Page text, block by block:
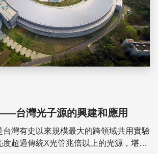
台灣光子源的興建和應用
台灣有史以來規模最大的跨領域共用實驗
超過傳統X光管兆倍以上的光源，堪稱